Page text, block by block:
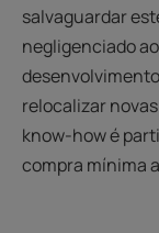
salvaguardar
negligenciado
relocalizar
know-how é
compra mínima